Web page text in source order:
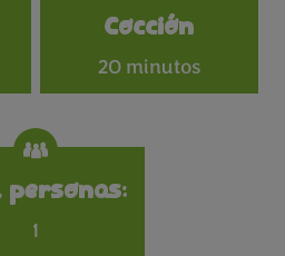
Cocción
20 minutos
personas:
1